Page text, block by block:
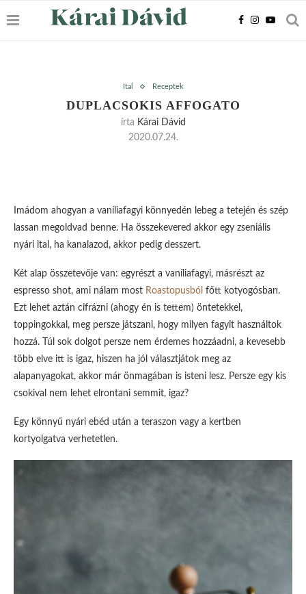
Ital Receptek
DUPLACSOKIS AFFOGATO
írta Kárai Dávid
2020.07.24.
Imádom ahogyan a vaníliafagyi könnyedén lebeg a tetején és szép
lassan megoldvad benne. Ha összekevered akkor egy zseniális
nyári ital, ha kanalazod, akkor pedig desszert.
Két alap összetevője van: egyrészt a vaníliafagyi, másrészt az
espresso shot, ami nálam most Roastopusból főtt kotyogósban.
Ezt lehet aztán cifrázni (ahogy én is tettem) öntetekkel,
toppingokkal, meg persze játszani, hogy milyen fagyit használtok
hozzá. Túl sok dolgot persze nem érdemes hozzáadni, a kevesebb
több elve itt is igaz, hiszen ha jól választjátok meg az
alapanyagokat, akkor már önmagában is isteni lesz. Persze egy kis
csokival nem lehet elrontani semmit, igaz?
Egy könnyű nyári ebéd után a teraszon vagy a kertben
kortyolgatva verhetetlen.